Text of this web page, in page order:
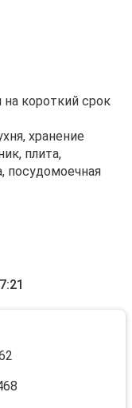
короткий срок
хранение
плита,
посудомоечная